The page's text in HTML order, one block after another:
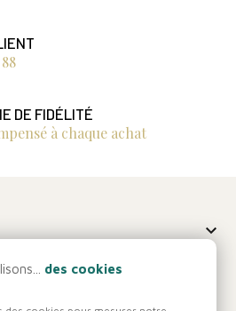
DE FIDÉLITÉ
à chaque achat

des cookies